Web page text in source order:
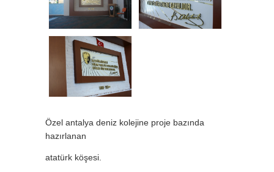
Özel antalya deniz kolejine proje bazında
hazırlanan
atatürk köşesi.